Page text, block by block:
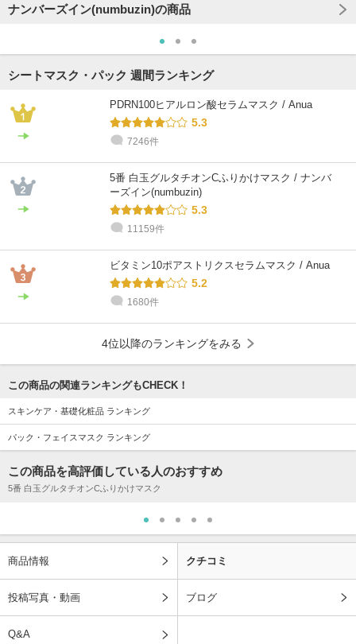
ナンバーズイン(numbuzin)の商品
シートマスク・パック 週間ランキング
PDRN100ヒアルロン酸セラムマスク / Anua
5.3
7246件
5番 白玉グルタチオンCふりかけマスク / ナンバ
ーズイン(numbuzin)
5.3
11159件
ビタミン10ポアストリクスセラムマスク / Anua
5.2
1680件
4位以降のランキングをみる
この商品の関連ランキングもCHECK！
スキンケア・基礎化粧品 ランキング
パック・フェイスマスク ランキング
この商品を高評価している人のおすすめ
5番 白玉グルタチオンCふりかけマスク
商品情報 クチコミ
投稿写真・動画 ブログ
Q&A